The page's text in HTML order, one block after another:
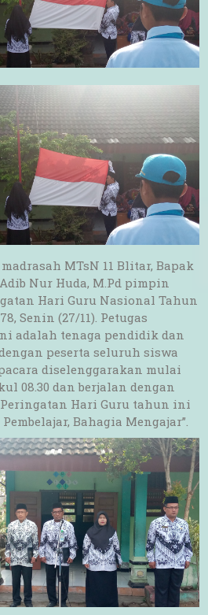
MTsN 11 Blitar, Bapak
Nur Huda, M.Pd pimpin
Hari Guru Nasional Tahun
Senin (27/11). Petugas
adalah tenaga pendidik dan
peserta seluruh siswa
diselenggarakan mulai
08.30 dan berjalan dengan
Hari Guru tahun ini
Bahagia Mengajar”.